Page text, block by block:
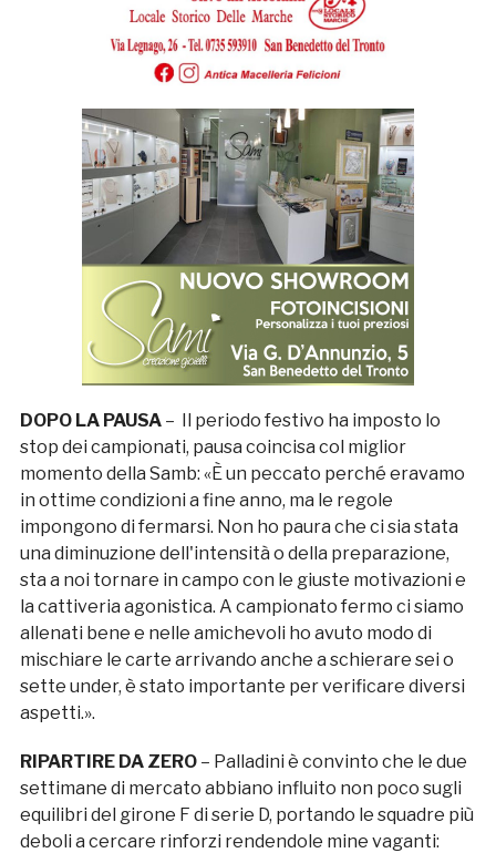
DOPO LA PAUSA– Il periodo festivo ha imposto lo
stop dei campionati, pausa coincisa col miglior
momento della Samb: «È un peccato perché eravamo
in ottime condizioni a fine anno, ma le regole
impongono di fermarsi. Non ho paura che ci sia stata
una diminuzione dell'intensità o della preparazione,
sta a noi tornare in campo con le giuste motivazioni e
la cattiveria agonistica. A campionato fermo ci siamo
allenati bene e nelle amichevoli ho avuto modo di
mischiare le carte arrivando anche a schierare sei o
sette under, è stato importante per verificare diversi
aspetti.».
RIPARTIRE DA ZERO – Palladini è convinto che le due
settimane di mercato abbiano influito non poco sugli
equilibri del girone F di serie D, portando le squadre più
deboli a cercare rinforzi rendendole mine vaganti: